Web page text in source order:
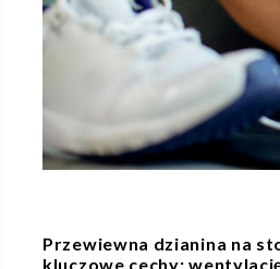
Przewiewna dzianina na
kluczowe cechy: